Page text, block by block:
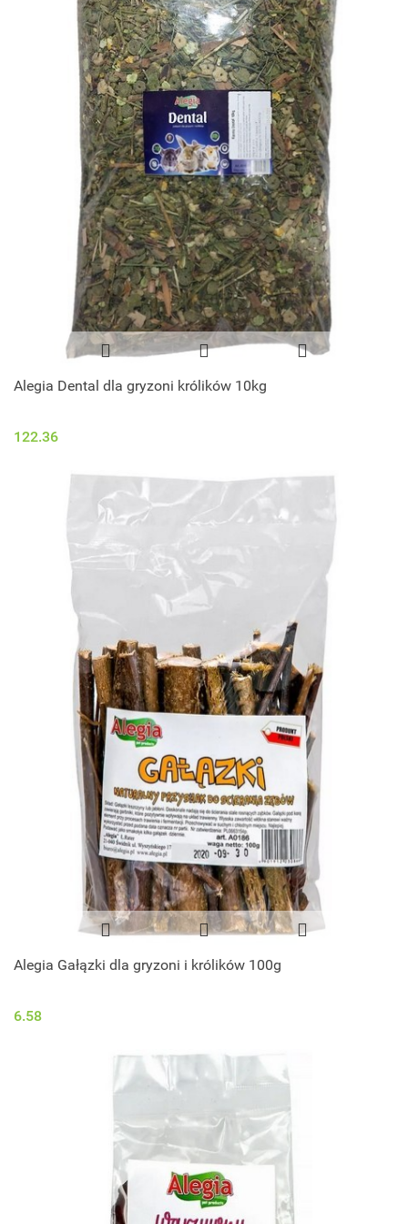
Alegia Dental dla gryzoni królików 10kg
122.36
Alegia Gałązki dla gryzoni i królików 100g
6.58